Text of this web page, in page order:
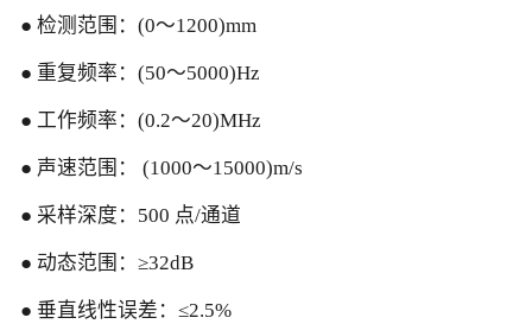
● 检测范围：(0～1200)mm
● 重复频率：(50～5000)Hz
● 工作频率：(0.2～20)MHz
● 声速范围： (1000～15000)m/s
● 采样深度：500 点/通道
● 动态范围：≥32dB
● 垂直线性误差：≤2.5%